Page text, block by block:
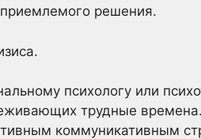
решения.
психологу или
трудные
коммуникативным